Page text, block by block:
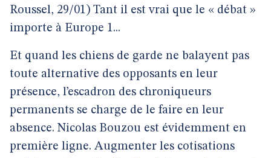
Roussel, 29/01) Tant il est vrai que le « débat »
importe à Europe 1...
Et quand les chiens de garde ne balayent pas
toute alternative des opposants en leur
présence, l’escadron des chroniqueurs
permanents se charge de le faire en leur
absence. Nicolas Bouzou est évidemment en
première ligne. Augmenter les cotisations